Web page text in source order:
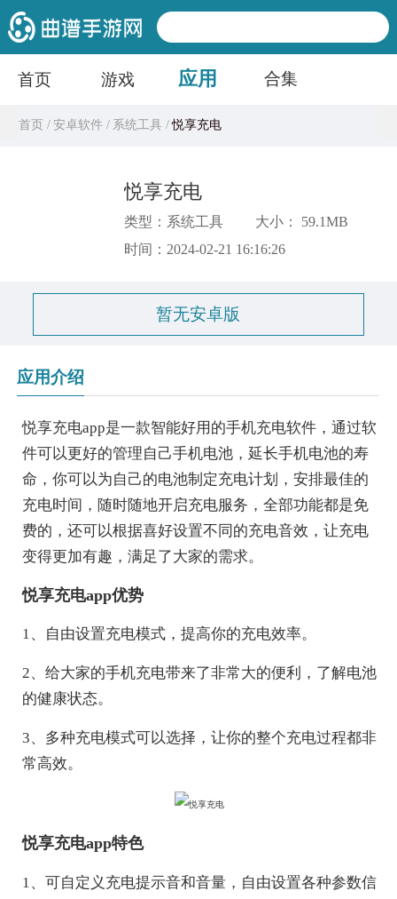
首页 游戏 应用 合集
首页 /安卓软件 / 系统工具 /悦享充电
悦享充电
类型：系统工具
大小： 59.1MB
时间：2024-02-21 16:16:26
暂无安卓版
应用介绍
悦享充电app是一款智能好用的手机充电软件，通过软
件可以更好的管理自己手机电池，延长手机电池的寿
命，你可以为自己的电池制定充电计划，安排最佳的
充电时间，随时随地开启充电服务，全部功能都是免
费的，还可以根据喜好设置不同的充电音效，让充电
变得更加有趣，满足了大家的需求。
悦享充电app优势
1、自由设置充电模式，提高你的充电效率。
2、给大家的手机充电带来了非常大的便利，了解电池
的健康状态。
3、多种充电模式可以选择，让你的整个充电过程都非
常高效。
悦享充电app特色
1、可自定义充电提示音和音量，自由设置各种参数信